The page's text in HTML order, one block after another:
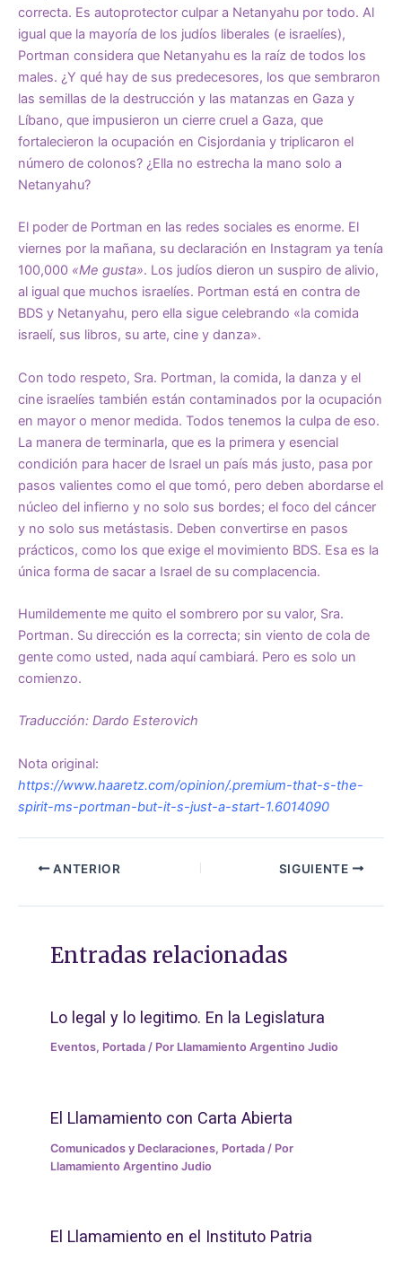
correcta. Es autoprotector culpar a Netanyahu por todo. Al
igual que la mayoría de los judíos liberales (e israelíes),
Portman considera que Netanyahu es la raíz de todos los
males. ¿Y qué hay de sus predecesores, los que sembraron
las semillas de la destrucción y las matanzas en Gaza y
Líbano, que impusieron un cierre cruel a Gaza, que
fortalecieron la ocupación en Cisjordania y triplicaron el
número de colonos? ¿Ella no estrecha la mano solo a
Netanyahu?
El poder de Portman en las redes sociales es enorme. El
viernes por la mañana, su declaración en Instagram ya tenía
100,000 «Me gusta». Los judíos dieron un suspiro de alivio,
al igual que muchos israelíes. Portman está en contra de
BDS y Netanyahu, pero ella sigue celebrando «la comida
israelí, sus libros, su arte, cine y danza».
Con todo respeto, Sra. Portman, la comida, la danza y el
cine israelíes también están contaminados por la ocupación
en mayor o menor medida. Todos tenemos la culpa de eso.
La manera de terminarla, que es la primera y esencial
condición para hacer de Israel un país más justo, pasa por
pasos valientes como el que tomó, pero deben abordarse el
núcleo del infierno y no solo sus bordes; el foco del cáncer
y no solo sus metástasis. Deben convertirse en pasos
prácticos, como los que exige el movimiento BDS. Esa es la
única forma de sacar a Israel de su complacencia.
Humildemente me quito el sombrero por su valor, Sra.
Portman. Su dirección es la correcta; sin viento de cola de
gente como usted, nada aquí cambiará. Pero es solo un
comienzo.
Traducción: Dardo Esterovich
Nota original:
https://www.haaretz.com/opinion/.premium-that-s-the-
spirit-ms-portman-but-it-s-just-a-start-1.6014090
ANTERIOR SIGUIENTE
Entradas relacionadas
Lo legal y lo legitimo. En la Legislatura
Eventos, Portada / Por Llamamiento Argentino Judio
El Llamamiento con Carta Abierta
Comunicados y Declaraciones, Portada / Por
Llamamiento Argentino Judio
El Llamamiento en el Instituto Patria